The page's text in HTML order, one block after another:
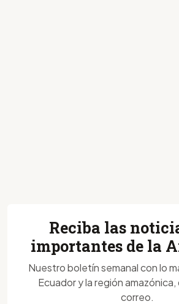
Reciba las
importantes de la
Nuestro boletín semanal con lo
Ecuador y la región
correo.